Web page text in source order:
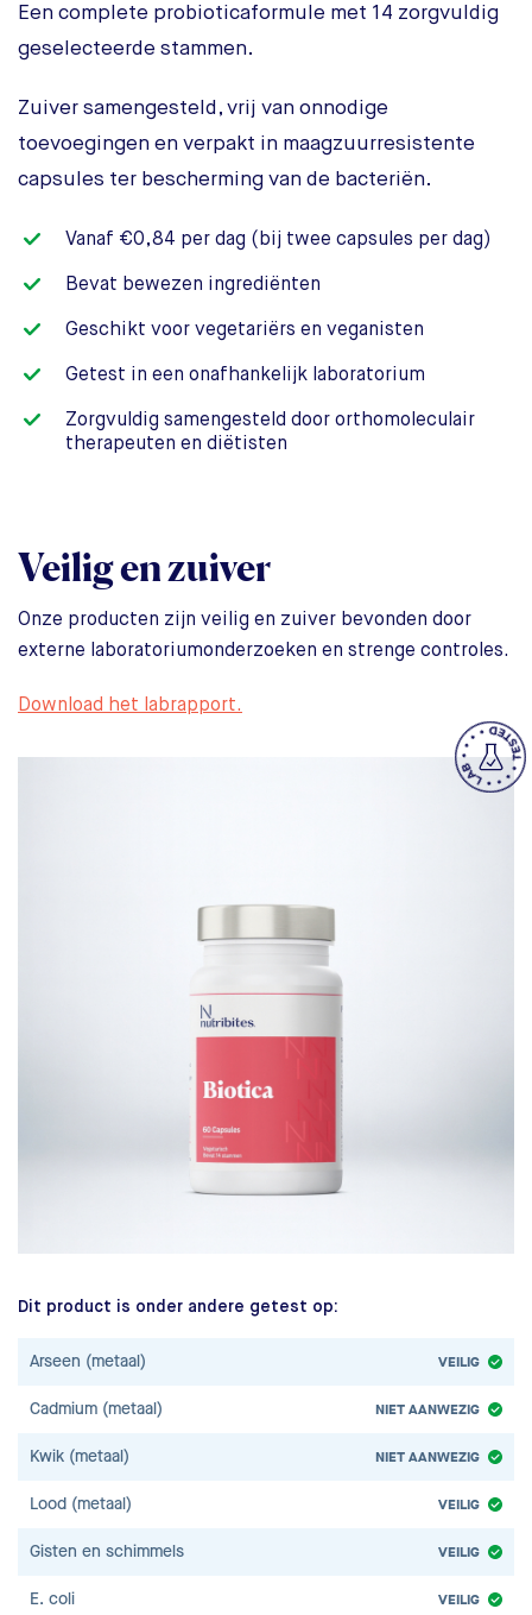
Een complete probioticaformule met 14 zorgvuldig
geselecteerde stammen.
Zuiver samengesteld, vrij van onnodige
toevoegingen en verpakt in maagzuurresistente
capsules ter bescherming van de bacteriën.
Vanaf €0,84 per dag (bij twee capsules per dag)
Bevat bewezen ingrediënten
Geschikt voor vegetariërs en veganisten
Getest in een onafhankelijk laboratorium
Zorgvuldig samengesteld door orthomoleculair
therapeuten en diëtisten
Veilig en zuiver
Onze producten zijn veilig en zuiver bevonden door
externe laboratoriumonderzoeken en strenge controles.
Download het labrapport.
Dit product is onder andere getest op:
Arseen (metaal) VEILIG
Cadmium (metaal) NIET AANWEZIG
Kwik (metaal) NIET AANWEZIG
Lood (metaal) VEILIG
Gisten en schimmels VEILIG
E. coli VEILIG